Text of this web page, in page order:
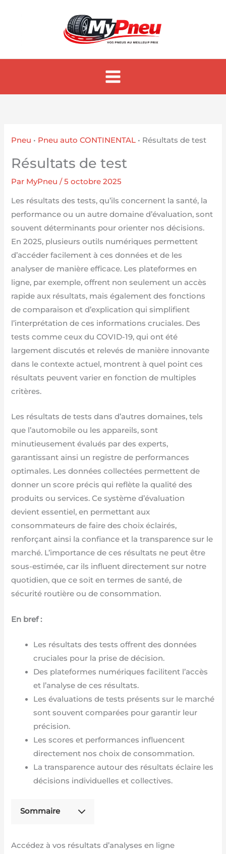
Pneu • Pneu auto CONTINENTAL • Résultats de test
Résultats de test
Par MyPneu/5 octobre 2025
Les résultats des tests, qu’ils concernent la santé, la
performance ou un autre domaine d’évaluation, sont
souvent déterminants pour orienter nos décisions.
En 2025, plusieurs outils numériques permettent
d’accéder facilement à ces données et de les
analyser de manière efficace. Les plateformes en
ligne, par exemple, offrent non seulement un accès
rapide aux résultats, mais également des fonctions
de comparaison et d’explication qui simplifient
l’interprétation de ces informations cruciales. Des
tests comme ceux du COVID-19, qui ont été
largement discutés et relevés de manière innovante
dans le contexte actuel, montrent à quel point ces
résultats peuvent varier en fonction de multiples
critères.
Les résultats de tests dans d’autres domaines, tels
que l’automobile ou les appareils, sont
minutieusement évalués par des experts,
garantissant ainsi un registre de performances
optimales. Les données collectées permettent de
donner un score précis qui reflète la qualité des
produits ou services. Ce système d’évaluation
devient essentiel, en permettant aux
consommateurs de faire des choix éclairés,
renforçant ainsi la confiance et la transparence sur le
marché. L’importance de ces résultats ne peut être
sous-estimée, car ils influent directement sur notre
quotidien, que ce soit en termes de santé, de
sécurité routière ou de consommation.
En bref :
Les résultats des tests offrent des données
cruciales pour la prise de décision.
Des plateformes numériques facilitent l’accès
et l’analyse de ces résultats.
Les évaluations de tests présents sur le marché
sont souvent comparées pour garantir leur
précision.
Les scores et performances influencent
directement nos choix de consommation.
La transparence autour des résultats éclaire les
décisions individuelles et collectives.
Sommaire
Accédez à vos résultats d’analyses en ligne